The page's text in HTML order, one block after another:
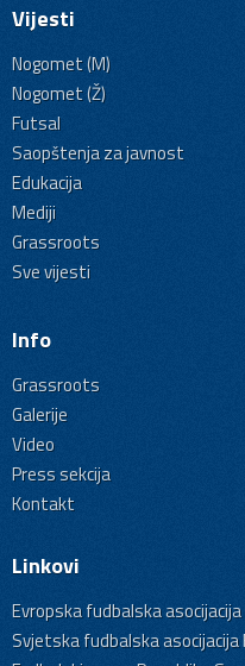
Vijesti
Nogomet (M)
Nogomet (Ž)
Futsal
Saopštenja za javnost
Edukacija
Mediji
Grassroots
Sve vijesti
Info
Grassroots
Galerije
Video
Press sekcija
Kontakt
Linkovi
Evropska fudbalska asocijacija
Svjetska fudbalska asocijacija